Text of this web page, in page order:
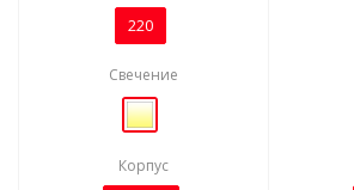
220
Свечение
Корпус